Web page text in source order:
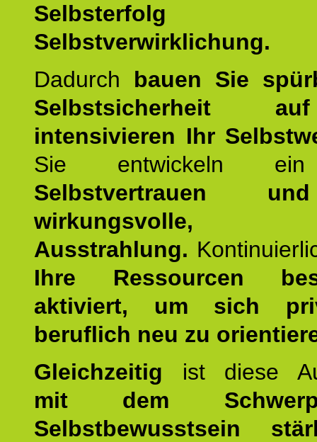
Selbstverwirklichung.
Dadurch bauen Sie
Selbstsicherheit
intensivieren Ihr
Sie entwickeln ein
Selbstvertrauen
wirkungsvolle,
Ausstrahlung.
Ihre Ressourcen
aktiviert, um sich
beruflich neu zu
Gleichzeitig ist diese
mit dem
Selbstbewusstsein